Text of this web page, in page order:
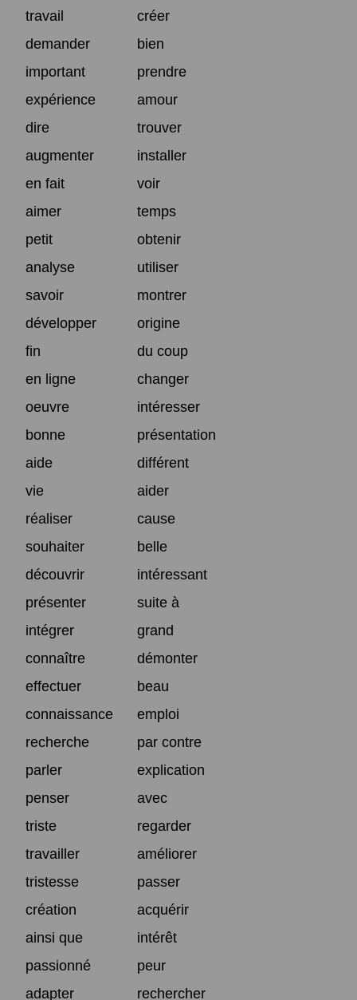
travail
créer
demander
bien
important
prendre
expérience
amour
dire
trouver
augmenter
installer
en fait
voir
aimer
temps
petit
obtenir
analyse
utiliser
savoir
montrer
développer
origine
fin
du coup
en ligne
changer
oeuvre
intéresser
bonne
présentation
aide
différent
vie
aider
réaliser
cause
souhaiter
belle
découvrir
intéressant
présenter
suite à
intégrer
grand
connaître
démonter
effectuer
beau
connaissance
emploi
recherche
par contre
parler
explication
penser
avec
triste
regarder
travailler
améliorer
tristesse
passer
création
acquérir
ainsi que
intérêt
passionné
peur
adapter
rechercher